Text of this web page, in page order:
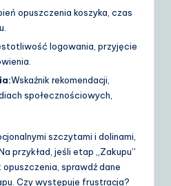
opuszczenia koszyka, czas
logowania, przyjęcie
Wskaźnik rekomendacji,
społecznościowych,
szczytami i dolinami,
przykład, jeśli etap „Zakupu”
sprawdź dane
Czy występuje frustracja?